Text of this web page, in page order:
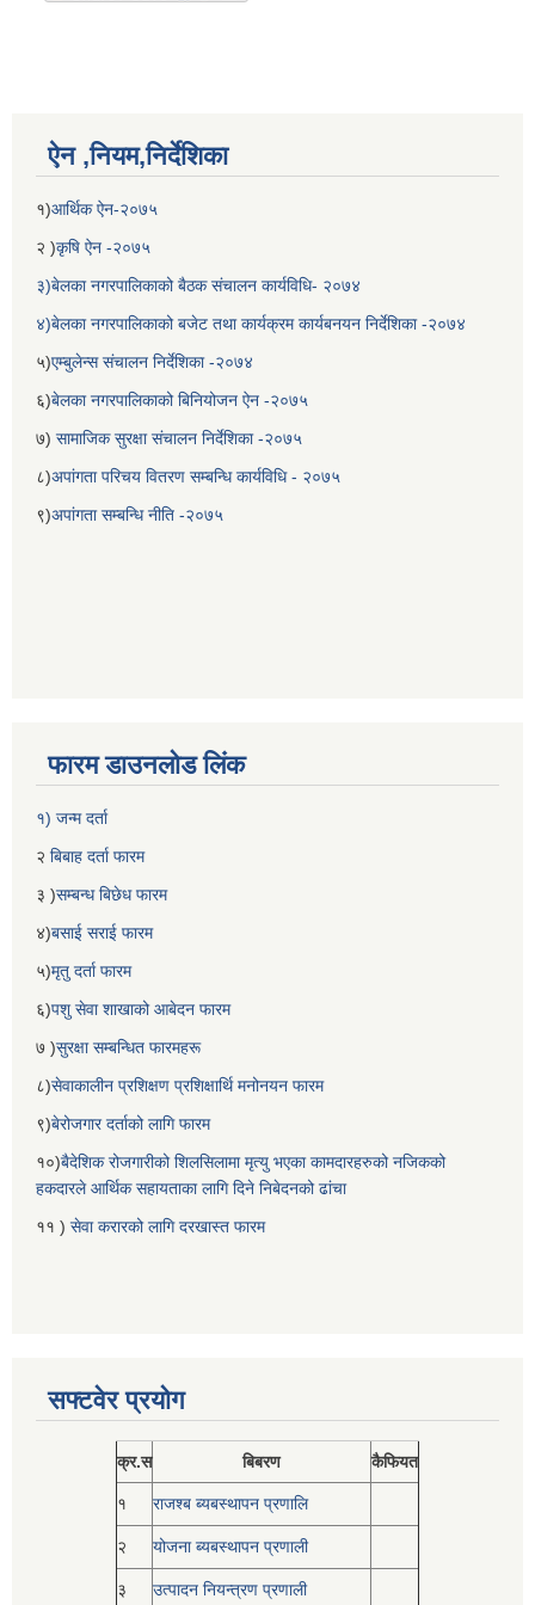
ऐन ,नियम,निर्देशिका
१)आर्थिक ऐन-२०७५
२ )कृषि ऐन -२०७५
३)बेलका नगरपालिकाको बैठक संचालन कार्यविधि- २०७४
४)बेलका नगरपालिकाको बजेट तथा कार्यक्रम कार्यबनयन निर्देशिका -२०७४
५)एम्बुलेन्स संचालन निर्देशिका -२०७४
६)बेलका नगरपालिकाको बिनियोजन ऐन -२०७५
७) सामाजिक सुरक्षा संचालन निर्देशिका -२०७५
८)अपांगता परिचय वितरण सम्बन्धि कार्यविधि - २०७५
९)अपांगता सम्बन्धि नीति -२०७५
फारम डाउनलोड लिंक
१) जन्म दर्ता
२ बिबाह दर्ता फारम
३ )सम्बन्ध बिछेध फारम
४)बसाई सराई फारम
५)मृतु दर्ता फारम
६)पशु सेवा शाखाको आबेदन फारम
७ )सुरक्षा सम्बन्धित फारमहरू
८)सेवाकालीन प्रशिक्षण प्रशिक्षार्थि मनोनयन फारम
९)बेरोजगार दर्ताको लागि फारम
१०)बैदेशिक रोजगारीको शिलसिलामा मृत्यु भएका कामदारहरुको नजिकको
हकदारले आर्थिक सहायताका लागि दिने निबेदनको ढांचा
११ ) सेवा करारको लागि दरखास्त फारम
सफ्टवेर प्रयोग
क्र.स बिबरण कैफियत
१ राजश्ब ब्यबस्थापन प्रणालि
२ योजना ब्यबस्थापन प्रणाली
३ उत्पादन नियन्त्रण प्रणाली